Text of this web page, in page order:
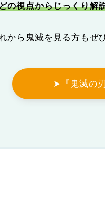
の視点からじっくり解
から鬼滅を見る方もぜ
➤『鬼滅の